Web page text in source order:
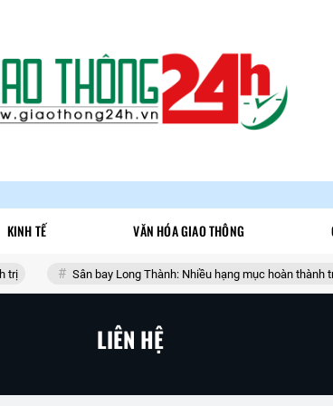
KINH TẾ VĂN HÓA GIAO THÔNG
Sân bay Long Thành: Nhiều hạng mục hoàn thành
LIÊN HỆ